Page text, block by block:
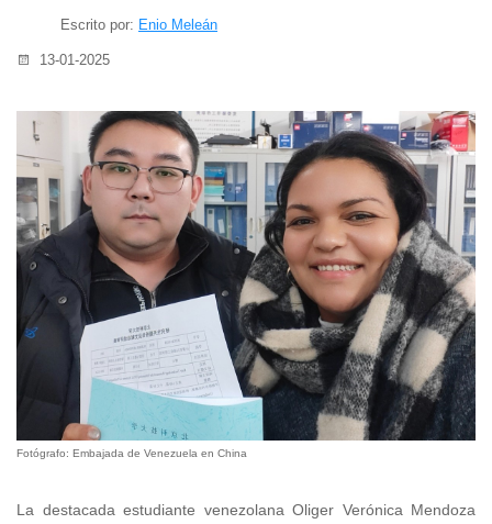
Escrito por: Enio Meleán
13-01-2025
Fotógrafo: Embajada de Venezuela en China
La destacada estudiante venezolana Oliger Verónica Mendoza